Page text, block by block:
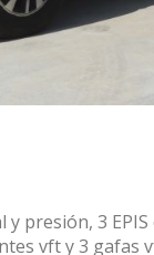
presión, 3
vft y 3 gafas